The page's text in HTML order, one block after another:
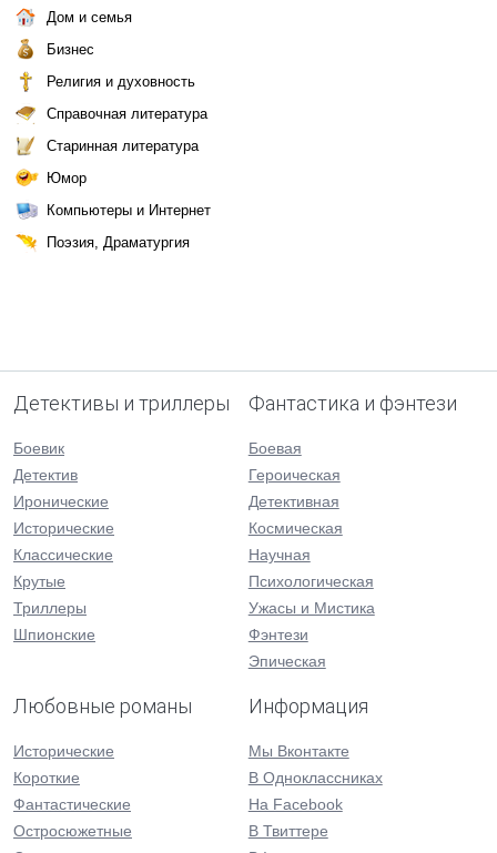
Дом и семья
Бизнес
Религия и духовность
Справочная литература
Старинная литература
Юмор
Компьютеры и Интернет
Поэзия, Драматургия
Детективы и триллеры
Боевик
Детектив
Иронические
Исторические
Классические
Крутые
Триллеры
Шпионские
Фантастика и фэнтези
Боевая
Героическая
Детективная
Космическая
Научная
Психологическая
Ужасы и Мистика
Фэнтези
Эпическая
Любовные романы
Исторические
Короткие
Фантастические
Остросюжетные
Информация
Мы Вконтакте
В Одноклассниках
На Facebook
В Твиттере